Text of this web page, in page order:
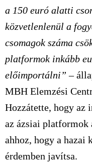
a 150 euró alatti
közvetlenlenül a
csomagok száma
platformok inkább
előimportálni” –
MBH Elemzési
Hozzátette, hogy az
az ázsiai platformok
ahhoz, hogy a hazai
érdemben javítsa.